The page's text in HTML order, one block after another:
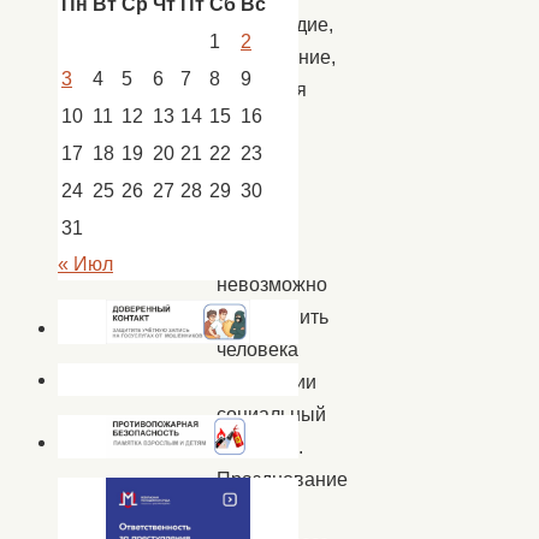
Милосердие,
сострадание,
душевная
теплота
–
без
невозможно
представить
человека
профессии
социальный
работник.
Празднование
Дня
Пн Вт Ср Чт Пт Сб Вс
1
2
3
4 5 6 7 8
9
10 11 12 13 14 15 16
17 18 19 20 21 22 23
24 25 26 27 28 29 30
31
« Июл